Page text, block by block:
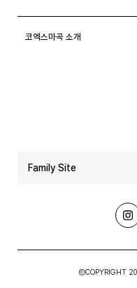
코엑스마곡 소개
Family Site
ⒸCOPYRIGHT